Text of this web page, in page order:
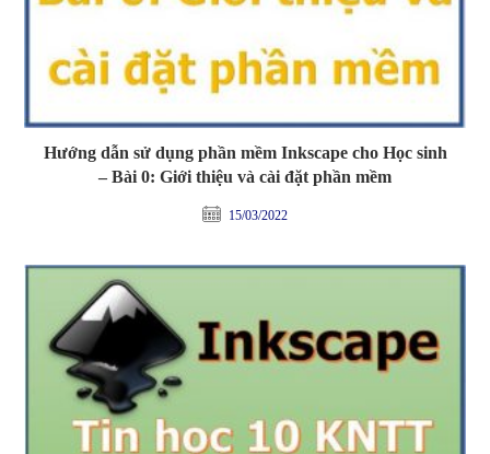
Hướng dẫn sử dụng phần mềm Inkscape cho Học sinh
– Bài 0: Giới thiệu và cài đặt phần mềm
15/03/2022